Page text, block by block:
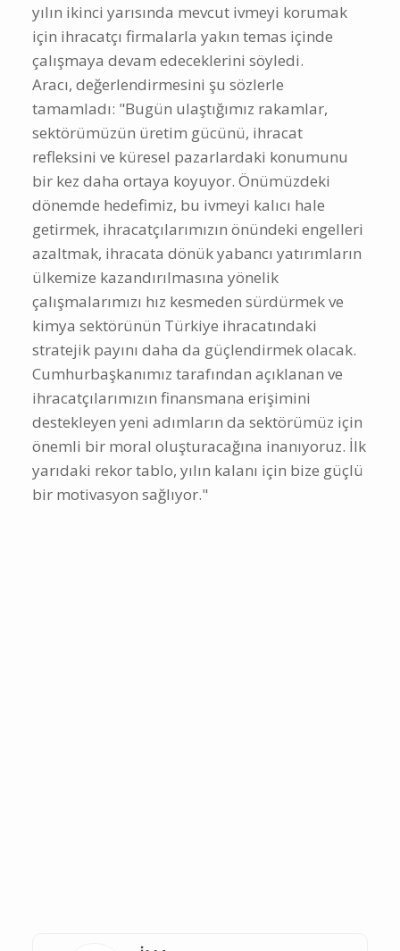
yılın ikinci yarısında mevcut ivmeyi korumak
için ihracatçı firmalarla yakın temas içinde
çalışmaya devam edeceklerini söyledi.
Aracı, değerlendirmesini şu sözlerle
tamamladı: "Bugün ulaştığımız rakamlar,
sektörümüzün üretim gücünü, ihracat
refleksini ve küresel pazarlardaki konumunu
bir kez daha ortaya koyuyor. Önümüzdeki
dönemde hedefimiz, bu ivmeyi kalıcı hale
getirmek, ihracatçılarımızın önündeki engelleri
azaltmak, ihracata dönük yabancı yatırımların
ülkemize kazandırılmasına yönelik
çalışmalarımızı hız kesmeden sürdürmek ve
kimya sektörünün Türkiye ihracatındaki
stratejik payını daha da güçlendirmek olacak.
Cumhurbaşkanımız tarafından açıklanan ve
ihracatçılarımızın finansmana erişimini
destekleyen yeni adımların da sektörümüz için
önemli bir moral oluşturacağına inanıyoruz. İlk
yarıdaki rekor tablo, yılın kalanı için bize güçlü
bir motivasyon sağlıyor."